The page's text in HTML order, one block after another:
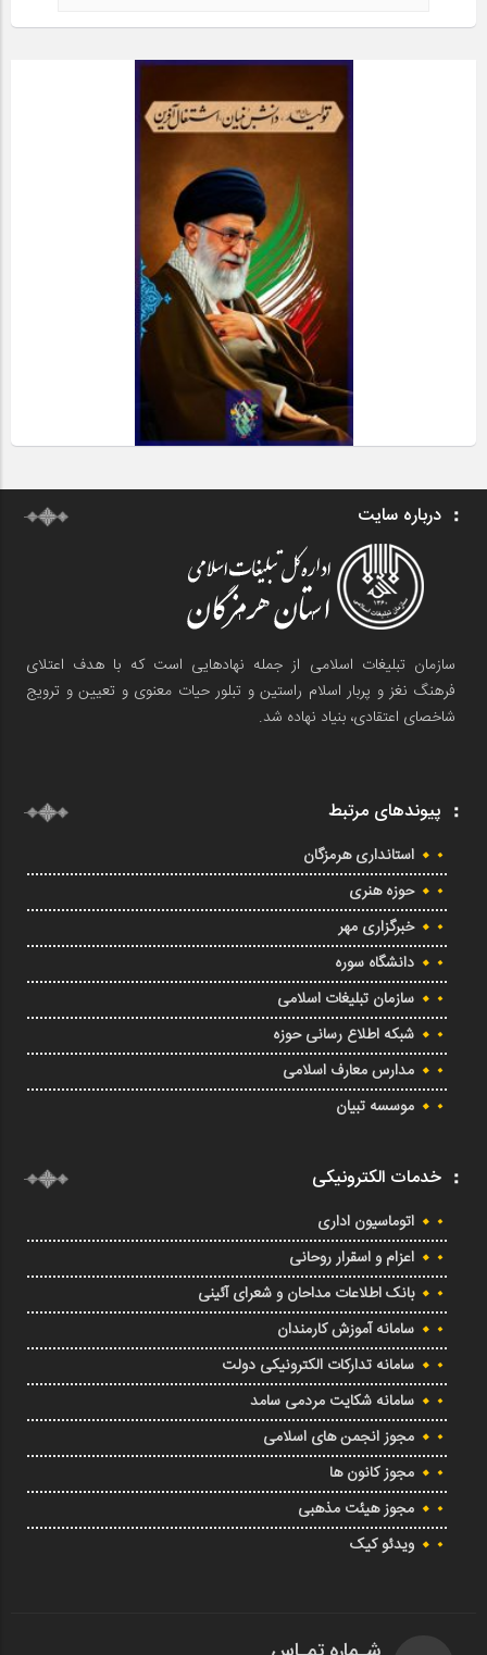
درباره سایت
سازمان تبلیغات اسلامی از جمله نهادهایی است که با هدف اعتلای
فرهنگ نغز و پربار اسلام راستین و تبلور حیات معنوی و تعیین و ترویج
شاخصای اعتقادی، بنیاد نهاده شد.
پیوندهای مرتبط
استانداری هرمزگان
حوزه هنری
خبرگزاری مهر
دانشگاه سوره
سازمان تبلیغات اسلامی
شبکه اطلاع رسانی حوزه
مدارس معارف اسلامی
موسسه تبیان
خدمات الکترونیکی
اتوماسیون اداری
اعزام و اسقرار روحانی
بانک اطلاعات مداحان و شعرای آئینی
سامانه آموزش کارمندان
سامانه تدارکات الکترونیکی دولت
سامانه شکایت مردمی سامد
مجوز انجمن های اسلامی
مجوز کانون ها
مجوز هیئت مذهبی
ویدئو کیک